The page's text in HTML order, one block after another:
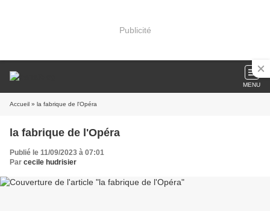
Publicité
MENU
Accueil » la fabrique de l'Opéra
la fabrique de l'Opéra
Publié le 11/09/2023 à 07:01
Par cecile hudrisier